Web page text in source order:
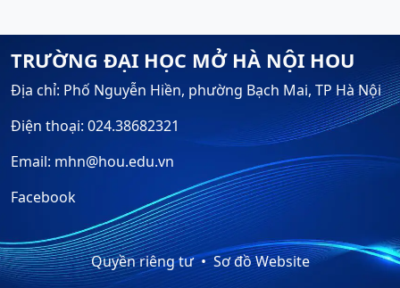
TRƯỜNG ĐẠI HỌC MỞ HÀ NỘI HOU
Địa chỉ: Phố Nguyễn Hiền, phường Bạch Mai, TP Hà Nội
Điện thoại: 024.38682321
Email: mhn@hou.edu.vn
Facebook
Quyền riêng tư Sơ đồ Website